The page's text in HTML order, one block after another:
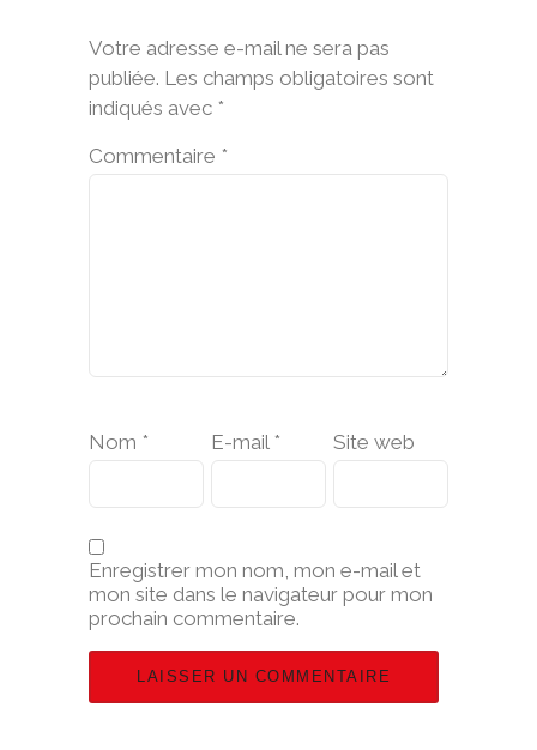
Votre adresse e-mail ne sera pas
publiée. Les champs obligatoires sont
indiqués avec *
Commentaire *
Nom * E-mail * Site web
Enregistrer mon nom, mon e-mail et
mon site dans le navigateur pour mon
prochain commentaire.